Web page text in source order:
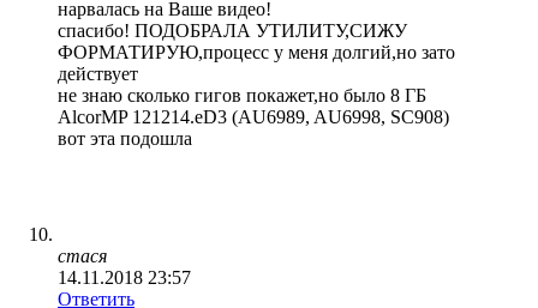
нарвалась на Ваше видео!
спасибо! ПОДОБРАЛА УТИЛИТУ,СИЖУ
ФОРМАТИРУЮ,процесс у меня долгий,но зато
действует
не знаю сколько гигов покажет,но было 8 ГБ
AlcorMP 121214.eD3 (AU6989, AU6998, SC908)
вот эта подошла
стася
14.11.2018 23:57
Ответить